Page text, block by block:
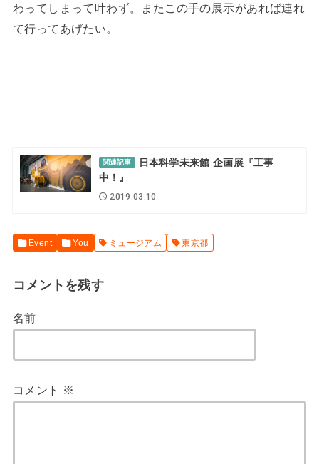
わってしまって叶わず。またこの手の展示があれば連れ
て行ってあげたい。
関連記事
日本科学未来館 企画展『工事
中！』
2019.03.10
Event You ミュージアム 東京都
コメントを残す
名前
コメント ※